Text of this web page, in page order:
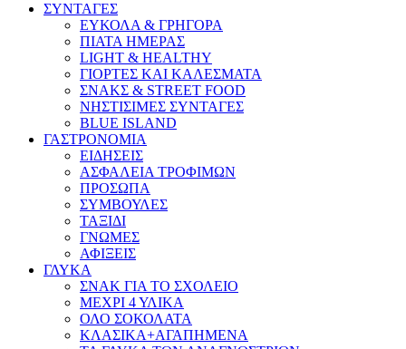
ΣΥΝΤΑΓΕΣ
ΕΥΚΟΛΑ & ΓΡΗΓΟΡΑ
ΠΙΑΤΑ ΗΜΕΡΑΣ
LIGHT & HEALTHY
ΓΙΟΡΤΕΣ ΚΑΙ ΚΑΛΕΣΜΑΤΑ
ΣΝΑΚΣ & STREET FOOD
ΝΗΣΤΙΣΙΜΕΣ ΣΥΝΤΑΓΕΣ
BLUE ISLAND
ΓΑΣΤΡΟΝΟΜΙΑ
ΕΙΔΗΣΕΙΣ
ΑΣΦΑΛΕΙΑ ΤΡΟΦΙΜΩΝ
ΠΡΟΣΩΠΑ
ΣΥΜΒΟΥΛΕΣ
ΤΑΞΙΔΙ
ΓΝΩΜΕΣ
ΑΦΙΞΕΙΣ
ΓΛΥΚΑ
ΣΝΑΚ ΓΙΑ ΤΟ ΣΧΟΛΕΙΟ
ΜΕΧΡΙ 4 ΥΛΙΚΑ
ΟΛΟ ΣΟΚΟΛΑΤΑ
ΚΛΑΣΙΚΑ+ΑΓΑΠΗΜΕΝΑ